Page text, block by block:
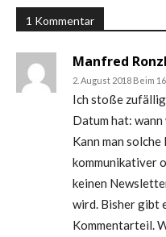
1 Kommentar
Manfred
2. August 2018 Beim
Ich stoße
Datum hat:
Kann man
kommunikativer
keinen
wird. Bisher gibt
Kommentarteil.